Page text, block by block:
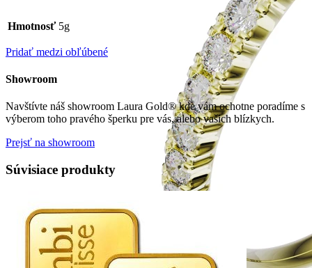
Hmotnosť 5g
Pridať medzi obľúbené
Showroom
Navštívte náš showroom Laura Gold® kde vám ochotne poradíme s
výberom toho pravého šperku pre vás, alebo vašich blízkych.
Prejsť na showroom
Súvisiace produkty